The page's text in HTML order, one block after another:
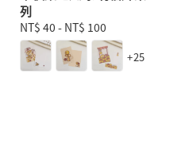
列
Regular
price
NT$ 40 - NT$ 100
+25